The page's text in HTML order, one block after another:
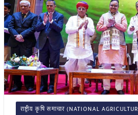
राष्ट्रीय कृषि समाचार (NATIONAL